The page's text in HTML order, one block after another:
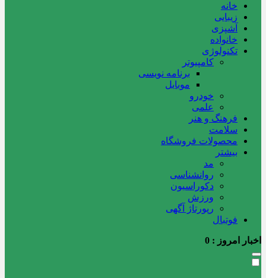
خانه
زیبایی
آشپزی
خانواده
تکنولوژی
کامپیوتر
برنامه نویسی
موبایل
خودرو
علمی
فرهنگ و هنر
سلامت
محصولات فروشگاه
بیشتر
مد
روانشناسی
دکوراسیون
ورزش
رپورتاژ آگهی
فوتبال
اخبار امروز : 0